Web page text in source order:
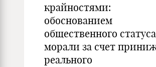
крайностями:
обоснованием
общественного статуса
морали за счет
реального